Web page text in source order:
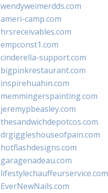
wendyweimerdds.com
ameri-camp.com
hrsreceivables.com
empconst1.com
cinderella-support.com
bigpinkrestaurant.com
inspirehuahin.com
memmingerspainting.com
jeremypbeasley.com
thesandwichdepotcos.com
drgiggleshouseofpain.com
hotflashdesigns.com
garagenadeau.com
lifestylechauffeurservice.com
EverNewNails.com